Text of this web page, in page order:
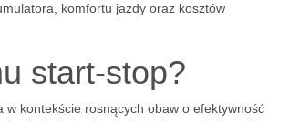
komfortu jazdy oraz kosztów
start-stop?
kontekście rosnących obaw o efektywność